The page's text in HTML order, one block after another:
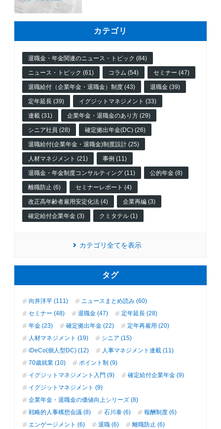
カテゴリ
退職金・年金関連のニュース・トピック (84)
ニュース・トピック (61) コラム (54) セミナー (47)
退職給付（企業年金・退職金）制度 (43) 退職金 (39)
定年延長 (39) イグジットマネジメント (33)
連載 (31) 企業年金・退職金のあり方 (29)
シニア社員 (28) 確定拠出年金(DC) (26)
退職給付(企業年金・退職金)制度設計 (25)
人材マネジメント (21) 事例 (11)
退職金・年金制度コンサルティング (11) 公的年金 (8)
離職防止 (6) セミナーレポート (4)
改正高年齢者雇用安定化法 (4) 企業再編 (3)
確定給付企業年金 (3) クミタテル (1)
カテゴリ全てを表示
タグ
向井洋平 (111)
ニュースまとめ読み (60)
セミナー (48)
退職金 (47)
定年延長 (28)
年金 (23)
確定拠出年金 (22)
定年再雇用 (20)
人材マネジメント (19)
シニア (15)
iDeCo(個人型DC) (12)
人事マネジメント連載 (11)
70歳就業 (10)
ポイント制 (9)
イグジットマネジメント入門 (9)
確定給付企業年金 (9)
イグジットマネジメント (9)
企業年金・退職金の価値向上シリーズ (8)
戦略的人事構想会議 (8)
石川泰 (6)
報酬制度 (6)
エンゲージメント (6)
退職 (6)
離職防止 (6)